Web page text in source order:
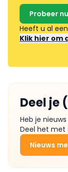
Probeer nu
Heeft u al
Klik hier om
Deel je
Heb je
Deel het met
Nieuws